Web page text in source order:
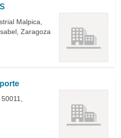
Malpica,
Zaragoza